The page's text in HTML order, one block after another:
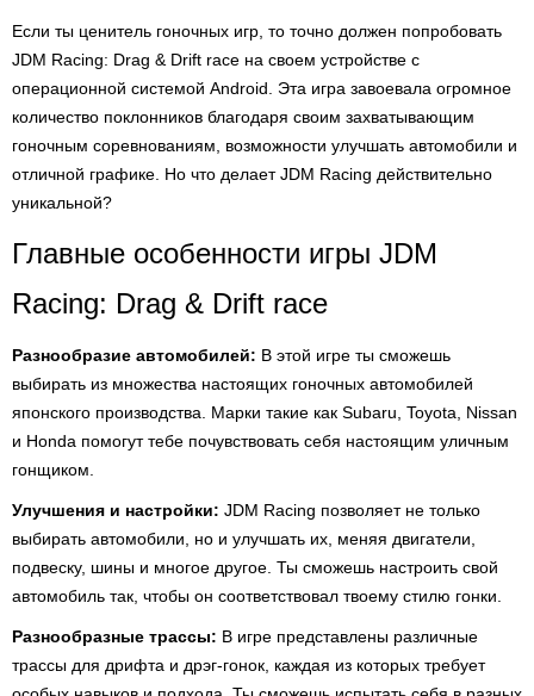
Если ты ценитель гоночных игр, то точно должен попробовать
JDM Racing: Drag & Drift race на своем устройстве с
операционной системой Android. Эта игра завоевала огромное
количество поклонников благодаря своим захватывающим
гоночным соревнованиям, возможности улучшать автомобили и
отличной графике. Но что делает JDM Racing действительно
уникальной?
Главные особенности игры JDM
Racing: Drag & Drift race
Разнообразие автомобилей: В этой игре ты сможешь
выбирать из множества настоящих гоночных автомобилей
японского производства. Марки такие как Subaru, Toyota, Nissan
и Honda помогут тебе почувствовать себя настоящим уличным
гонщиком.
Улучшения и настройки: JDM Racing позволяет не только
выбирать автомобили, но и улучшать их, меняя двигатели,
подвеску, шины и многое другое. Ты сможешь настроить свой
автомобиль так, чтобы он соответствовал твоему стилю гонки.
Разнообразные трассы: В игре представлены различные
трассы для дрифта и дрэг-гонок, каждая из которых требует